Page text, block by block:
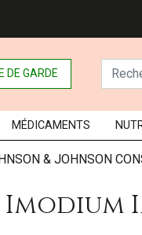
DE GARDE
MÉDICAMENTS
& JOHNSON
Imodium